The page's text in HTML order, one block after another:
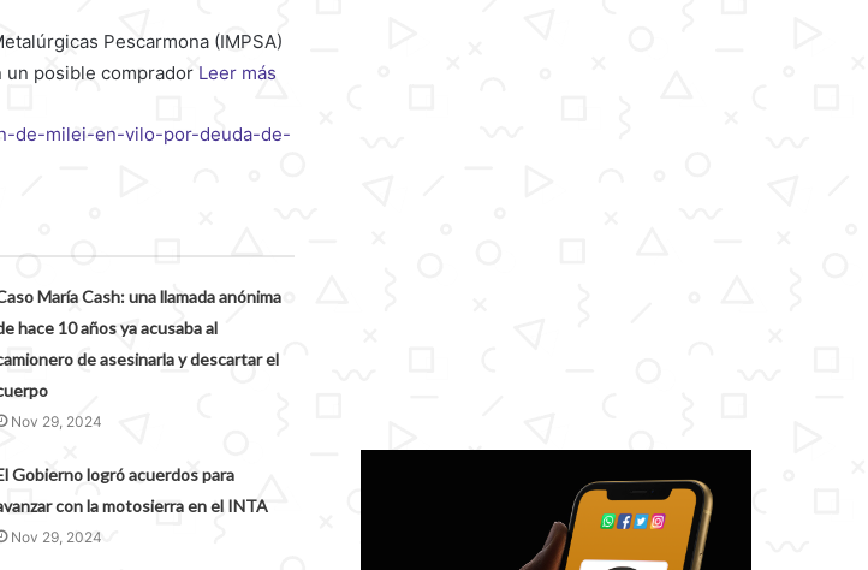
Pescarmona (IMPSA)
un posible comprador Leer más
de-milei-en-vilo-por-deuda-de-
María Cash: una llamada anónima
hace 10 años ya acusaba al
de asesinarla y descartar el
Nov 29, 2024
Gobierno logró acuerdos para
con la motosierra en el INTA
Nov 29, 2024